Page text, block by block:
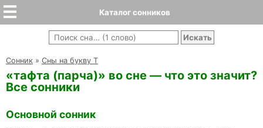
Каталог сонников
Cонник » Сны на букву Т
«тафта (парча)» во сне — что это значит?
Все сонники
Основной сонник